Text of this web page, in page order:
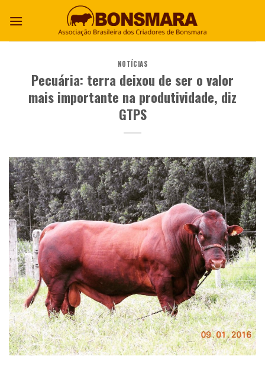
NOTÍCIAS
Pecuária: terra deixou de ser o valor
mais importante na produtividade, diz
GTPS